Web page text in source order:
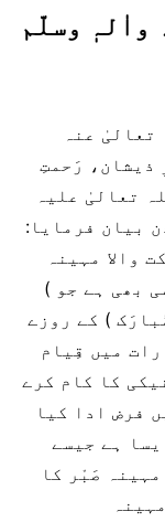
واٰلہٖ وسلّم
تعالیٰ عنہ
ذیشان، رَحمتِ
تعالیٰ علیہ
بیان فرمایا:
والا مہینہ
بھی ہے جو )
) کے روزے
میں قِیام
کا کام کرے
فرض ادا کیا
ہے جیسے
صَبْر کا